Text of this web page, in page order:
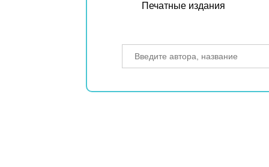
Печатные издания